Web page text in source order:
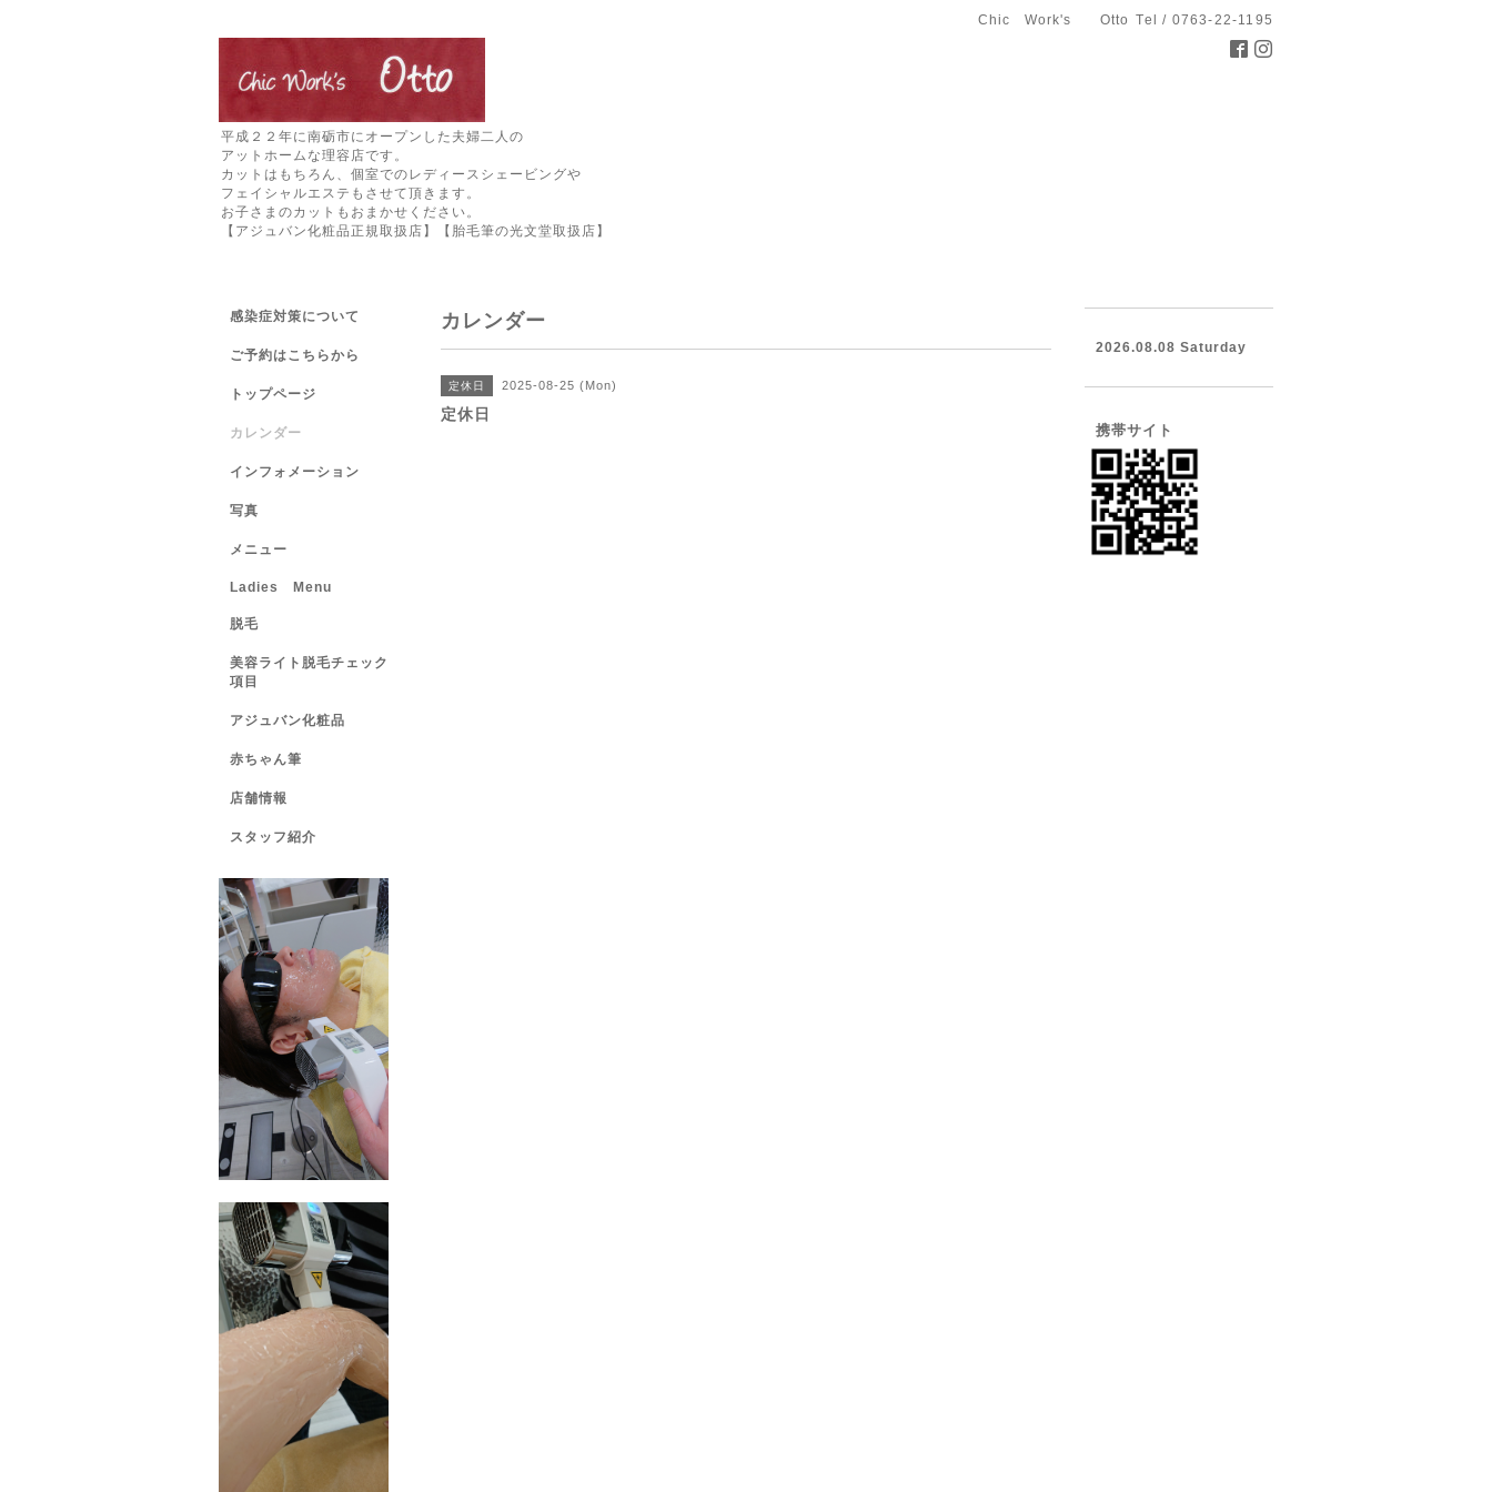
Chic Work's Otto Tel / 0763-22-1195
平成２２年に南砺市にオープンした夫婦二人の
アットホームな理容店です。
カットはもちろん、個室でのレディースシェービングや
フェイシャルエステもさせて頂きます。
お子さまのカットもおまかせください。
【アジュバン化粧品正規取扱店】【胎毛筆の光文堂取扱店】
カレンダー
定休日 2025-08-25 (Mon)
定休日
感染症対策について
ご予約はこちらから
トップページ
カレンダー
インフォメーション
写真
メニュー
Ladies Menu
脱毛
美容ライト脱毛チェック
項目
アジュバン化粧品
赤ちゃん筆
店舗情報
スタッフ紹介
2026.08.08 Saturday
携帯サイト